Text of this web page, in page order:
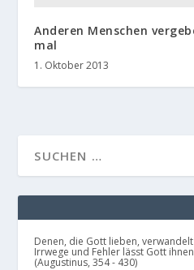
Anderen Menschen
mal
1. Oktober 2013
Denen, die Gott lieben,
Irrwege und Fehler lässt Gott
(Augustinus, 354 - 430)